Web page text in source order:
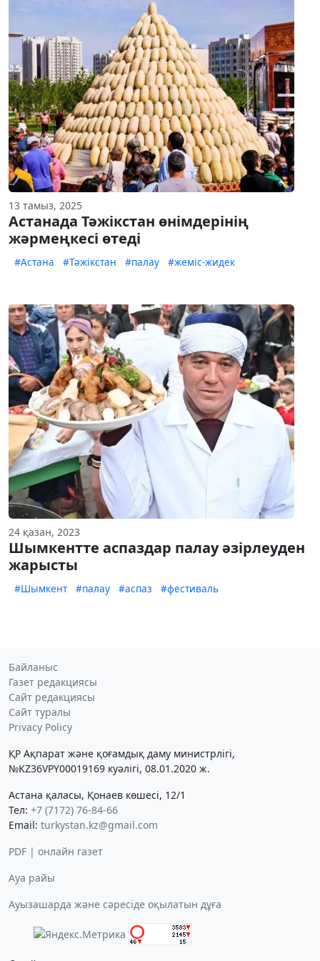
13 тамыз, 2025
Астанада Тәжікстан өнімдерінің
жәрмеңкесі өтеді
#Астана #Тәжікстан #палау #жеміс-жидек
24 қазан, 2023
Шымкентте аспаздар палау әзірлеуден
жарысты
#Шымкент #палау #аспаз #фестиваль
Байланыс
Газет редакциясы
Сайт редакциясы
Сайт туралы
Privacy Policy
ҚР Ақпарат және қоғамдық даму министрлігі,
№KZ36VPY00019169 куәлігі, 08.01.2020 ж.
Астана қаласы, Қонаев көшесі, 12/1
Тел: +7 (7172) 76-84-66
Email: turkystan.kz@gmail.com
PDF | онлайн газет
Ауа райы
Ауызашарда және сәресіде оқылатын дұға